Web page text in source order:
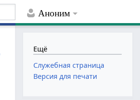
Аноним
Ещё
Служебная страница
Версия для печати